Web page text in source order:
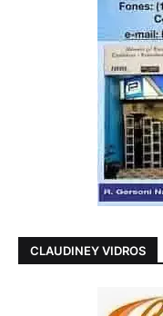
CLAUDINEY VIDROS